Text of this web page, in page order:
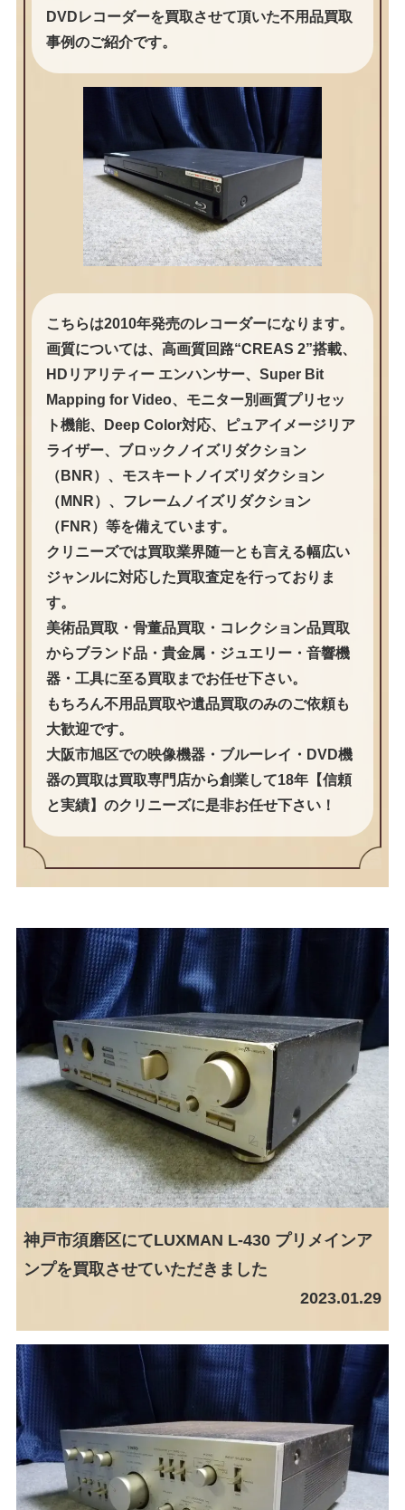
DVDレコーダーを買取させて頂いた不用品買取
事例のご紹介です。
こちらは2010年発売のレコーダーになります。
画質については、高画質回路“CREAS 2”搭載、
HDリアリティー エンハンサー、Super Bit
Mapping for Video、モニター別画質プリセッ
ト機能、Deep Color対応、ピュアイメージリア
ライザー、ブロックノイズリダクション
（BNR）、モスキートノイズリダクション
（MNR）、フレームノイズリダクション
（FNR）等を備えています。
クリニーズでは買取業界随一とも言える幅広い
ジャンルに対応した買取査定を行っておりま
す。
美術品買取・骨董品買取・コレクション品買取
からブランド品・貴金属・ジュエリー・音響機
器・工具に至る買取までお任せ下さい。
もちろん不用品買取や遺品買取のみのご依頼も
大歓迎です。
大阪市旭区での映像機器・ブルーレイ・DVD機
器の買取は買取専門店から創業して18年【信頼
と実績】のクリニーズに是非お任せ下さい！
神戸市須磨区にてLUXMAN L-430 プリメインア
ンプを買取させていただきました
2023.01.29